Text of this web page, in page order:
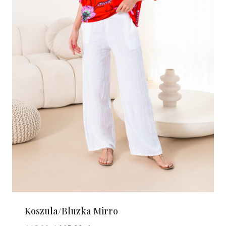
Koszula/Bluzka Mirro